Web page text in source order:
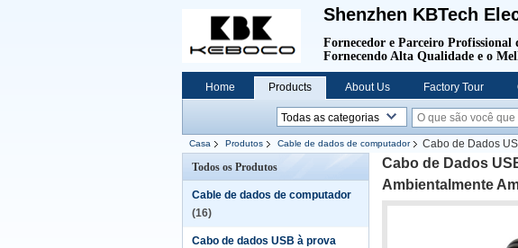
Shenzhen KBTech
Fornecedor e Parceiro Profissional
Fornecendo Alta Qualidade e o
Home Products About Us Factory Tour
Casa Produtos Cable de dados de computador
Cabo de Dados
Todos os Produtos
Cable de dados de computador
(16)
Cabo de dados USB à prova
Cabo de Dados
Ambientalmente